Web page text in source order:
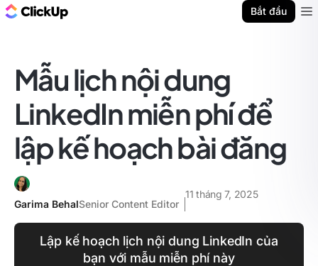
Bắt đầu
Mẫu lịch nội dung
LinkedIn miễn phí để
lập kế hoạch bài đăng
Garima BehalSenior Content Editor
11 tháng 7, 2025
Lập kế hoạch lịch nội dung LinkedIn của
bạn với mẫu miễn phí này